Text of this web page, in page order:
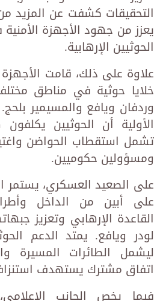
التحقيقات كشفت عن المزيد
يعزز من جهود الأجهزة
الحوثيين الإرهابية.
علاوة على ذلك، قامت
خلايا حوثية في مناطق
وردفان ويافع والمسيمير
الأولية أن الحوثيين
تشمل استقطاب الحواضن
ومسؤولين حكوميين.
على الصعيد العسكري،
على أبين من الداخل
القاعدة الإرهابي وتعزيز
لودر ويافع. يمتد الدعم
ليشمل الطائرات المسيرة
اتفاق مشترك يستهدف
فيما يخص الجانب